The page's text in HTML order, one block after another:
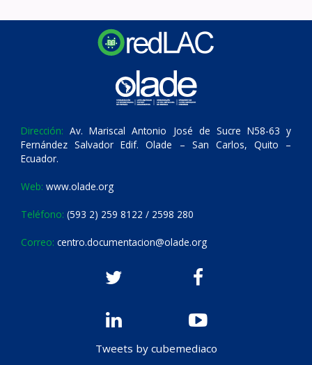
Dirección: Av. Mariscal Antonio José de Sucre N58-63 y
Fernández Salvador Edif. Olade – San Carlos, Quito –
Ecuador.
Web: www.olade.org
Teléfono: (593 2) 259 8122 / 2598 280
Correo: centro.documentacion@olade.org
Tweets by cubemediaco